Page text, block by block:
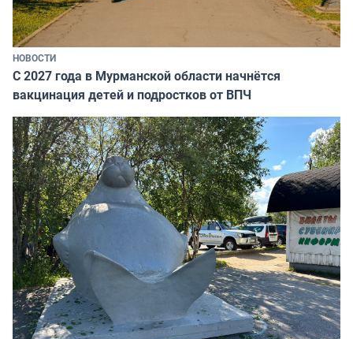
НОВОСТИ
С 2027 года в Мурманской области начнётся
вакцинация детей и подростков от ВПЧ